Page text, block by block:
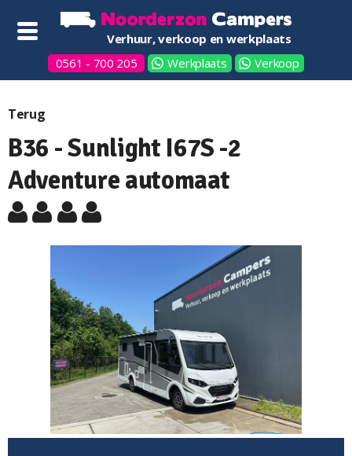
Verhuur, verkoop en werkplaats
0561 - 700 205
Werkplaats Verkoop
Terug
B36 - Sunlight I67S -2
Adventure automaat